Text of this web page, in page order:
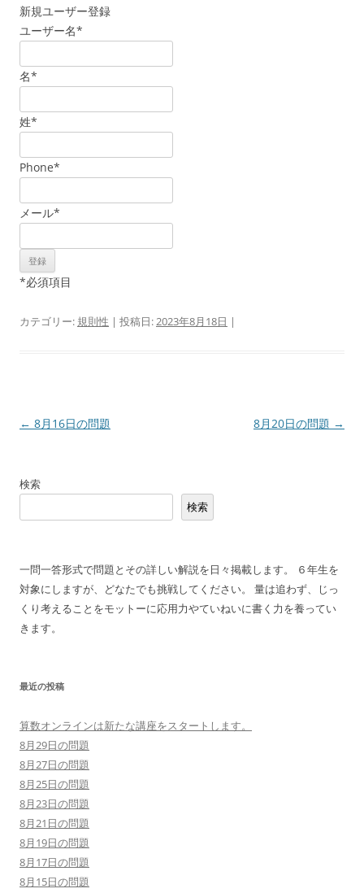
新規ユーザー登録
ユーザー名*
名*
姓*
Phone*
メール*
*必須項目
カテゴリー: 規則性 | 投稿日:2023年8月18日 |
投
ビ
ョ
ン
← 8月16日の問題 8月20日の問題 →
検索
検索
一問一答形式で問題とその詳しい解説を日々掲載します。 ６年生を
対象にしますが、どなたでも挑戦してください。 量は追わず、じっ
くり考えることをモットーに応用力やていねいに書く力を養ってい
きます。
最近の投稿
算数オンラインは新たな講座をスタートします。
8月29日の問題
8月27日の問題
8月25日の問題
8月23日の問題
8月21日の問題
8月19日の問題
8月17日の問題
8月15日の問題